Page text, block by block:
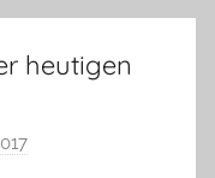
heutigen